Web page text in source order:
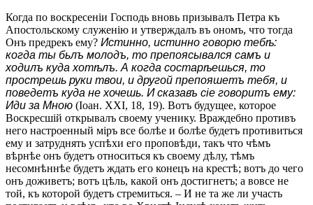
Когда по воскресеніи Господь вновь призывалъ Петра къ
Апостольскому служенію и утверждалъ въ ономъ, что тогда
Онъ предрекъ ему? Истинно, истинно говорю тебѣ:
когда ты бьлъ молодъ, то препоясывался самъ и
ходилъ куда хотѣлъ. А когда состарѣешься, то
прострешь руки твои, и другой препояшетъ тебя, и
поведетъ куда не хочешь. И сказавъ сіе говоритъ ему:
Иди за Мною (Іоан. XXI, 18, 19). Вотъ будущее, которое
Воскресшій открывалъ своему ученику. Враждебно противъ
него настроенный міръ все болѣе и болѣе будетъ противиться
ему и затруднять успѣхи его проповѣди, такъ что чѣмъ
вѣрнѣе онъ будетъ относиться къ своему дѣлу, тѣмъ
несомнѣннѣе будетъ ждать его конецъ на крестѣ; вотъ до чего
онъ доживетъ; вотъ цѣль, какой онъ достигнетъ; а вовсе не
той, къ которой будетъ стремиться. – И не та же ли участь